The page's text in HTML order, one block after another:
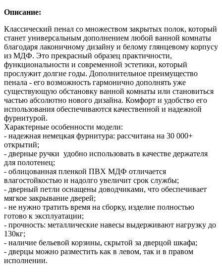
Описание:
Классический пенал со множеством закрытых полок, который
станет универсальным дополнением любой ванной комнаты
благодаря лаконичному дизайну и белому глянцевому корпусу
из МДФ. Это прекрасный образец практичности,
функциональности и современной эстетики, который
прослужит долгие годы. Дополнительное преимущество
пенала - его возможность гармонично дополнять уже
существующую обстановку ванной комнаты или становиться
частью абсолютно нового дизайна. Комфорт и удобство его
использования обеспечиваются качественной и надежной
фурнитурой.
Характерные особенности модели:
- надежная немецкая фурнитура: рассчитана на 30 000+
открытий;
- дверные ручки удобно использовать в качестве держателя
для полотенец;
- облицованная пленкой ПВХ МДФ отличается
влагостойкостью и надолго увеличит срок службы;
- дверный петли оснащены доводчиками, что обеспечивает
мягкое закрывание дверей;
- не нужно тратить время на сборку, изделие полностью
готово к эксплуатации;
- прочность: металлические навесы выдерживают нагрузку до
130кг;
- наличие бельевой корзины, скрытой за дверцой шкафа;
- дверцы можно разместить как в левом, так и в правом
исполнении.